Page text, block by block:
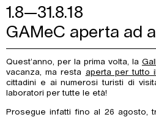
1.8—31.8.18
GAMeC aperta ad
Quest’anno, per la prima volta, la
vacanza, ma resta aperta per tutto
cittadini e ai numerosi turisti di
laboratori per tutte le età!
Prosegue infatti fino al 26 agosto,